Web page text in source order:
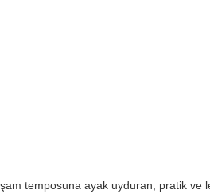
temposuna ayak uyduran, pratik ve